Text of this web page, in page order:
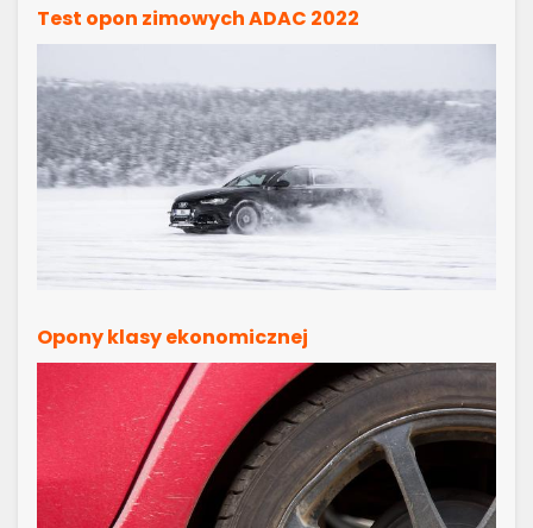
Test opon zimowych ADAC 2022
Opony klasy ekonomicznej